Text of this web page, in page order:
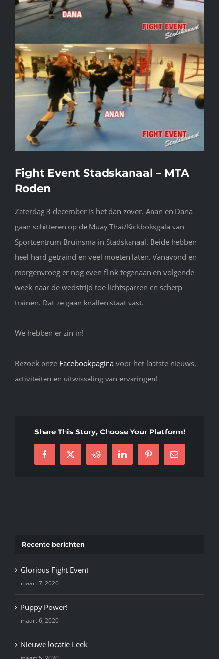
Fight Event Stadskanaal – MTA
Roden
Zaterdag 3 december is het dan zover. Anan en Dana
gaan schitteren op de Muay Thai/Kickboksgala van
Sportcentrum Bruinsma in Stadskanaal. Beide hebben
heel hard getraind en veel moeten laten. Vanavond en
morgenvroeg er nog even flink tegenaan en volgende
week naar de wedstrijd toe lichtsparren en scherp
trainen. Dat ze gaan knallen staat vast.
We hebben er zin in!
Bezoek onze Facebookpagina voor het laatste nieuws,
activiteiten en uitwisseling van ervaringen!
Share This Story, Choose Your Platform!
Facebook
X Reddit LinkedInPinterest
E-
mail
Recente berichten
Glorious Fight Event
maart 7, 2020
Puppy Power!
maart 6, 2020
Nieuwe locatie Leek